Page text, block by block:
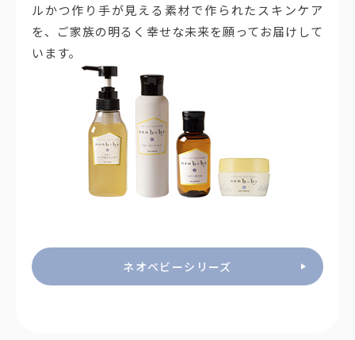
ルかつ作り手が見える素材で作られたスキンケア
を、ご家族の明るく幸せな未来を願ってお届けして
います。
ネオベビーシリーズ